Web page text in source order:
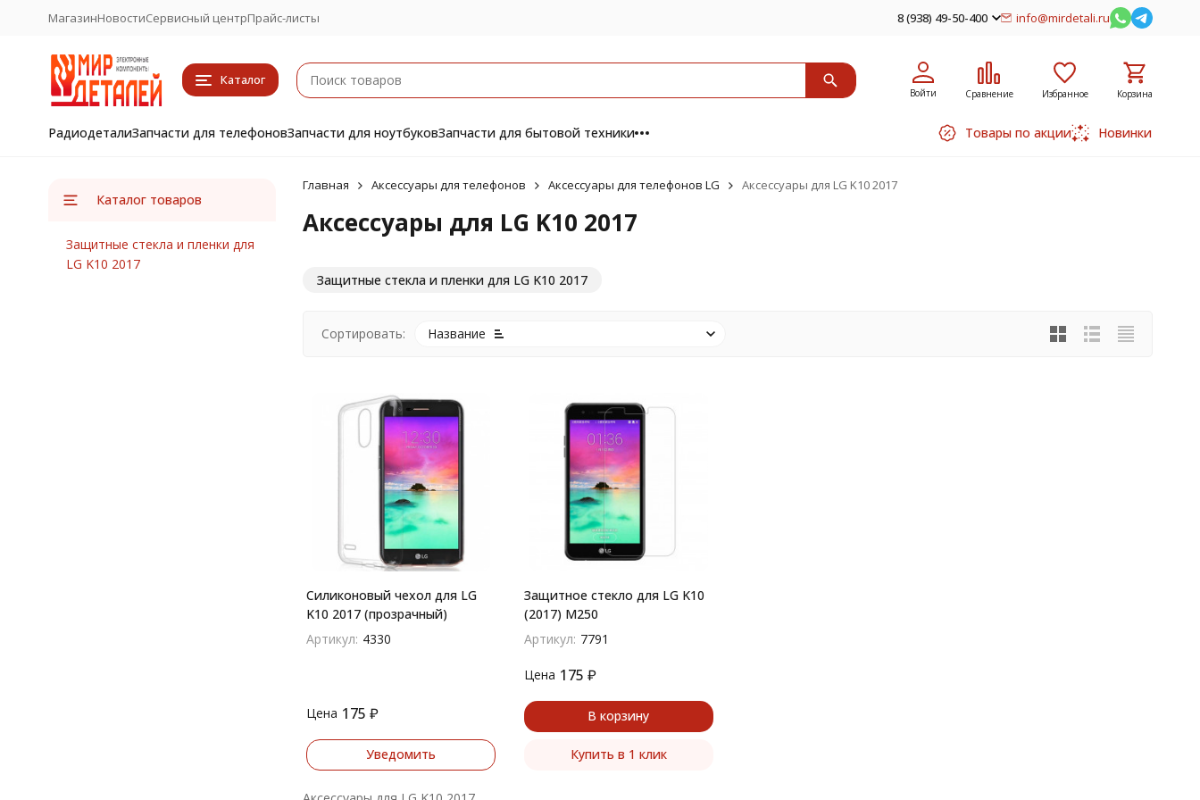
МагазинНовостиСервисный центрПрайс-листы 8 (938) 49-50-400 info@mirdetali.ru
Каталог
Войти Сравнение Избранное Корзина
РадиодеталиЗапчасти для телефоновЗапчасти для ноутбуковЗапчасти для бытовой техники Товары по акции Новинки
Главная Аксессуары для телефонов Аксессуары для телефонов LG Аксессуары для LG K10 2017
Аксессуары для LG K10 2017
Защитные стекла и пленки для LG K10 2017
Сортировать: Название
Силиконовый чехол для LG
K10 2017 (прозрачный)
Артикул: 4330
Цена 175 ₽
Уведомить
Защитное стекло для LG K10
(2017) M250
Артикул: 7791
Цена 175 ₽
В корзину
Купить в 1 клик
Каталог товаров
Защитные стекла и пленки для
LG K10 2017